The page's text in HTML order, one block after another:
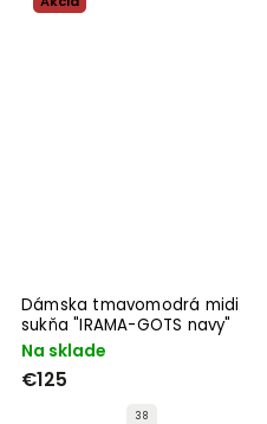
Dámska tmavomodrá midi
sukňa "IRAMA-GOTS navy"
Na sklade
€125
38